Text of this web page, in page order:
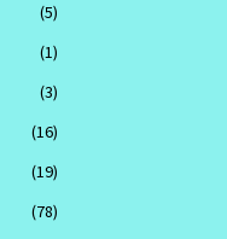
(5)
(1)
(3)
(16)
(19)
(78)